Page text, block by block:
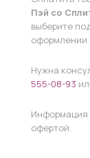
Пэй со
выберите
оформлении
Нужна
555-08-93
Информация
офертой.